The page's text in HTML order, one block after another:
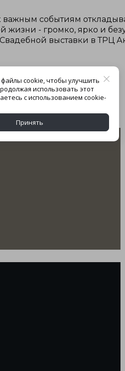
важным событиям
- громко, ярко и
выставки в ТРЦ
cookie, чтобы улучшить
использовать этот
с использованием cookie-
Принять